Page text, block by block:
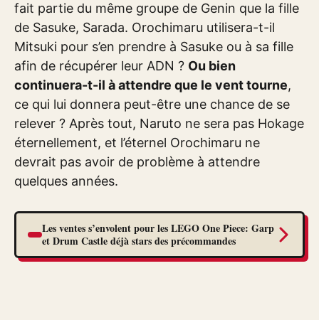
fait partie du même groupe de Genin que la fille
de Sasuke, Sarada. Orochimaru utilisera-t-il
Mitsuki pour s’en prendre à Sasuke ou à sa fille
afin de récupérer leur ADN ? Ou bien
continuera-t-il à attendre que le vent tourne,
ce qui lui donnera peut-être une chance de se
relever ? Après tout, Naruto ne sera pas Hokage
éternellement, et l’éternel Orochimaru ne
devrait pas avoir de problème à attendre
quelques années.
Les ventes s’envolent pour les LEGO One Piece: Garp
et Drum Castle déjà stars des précommandes